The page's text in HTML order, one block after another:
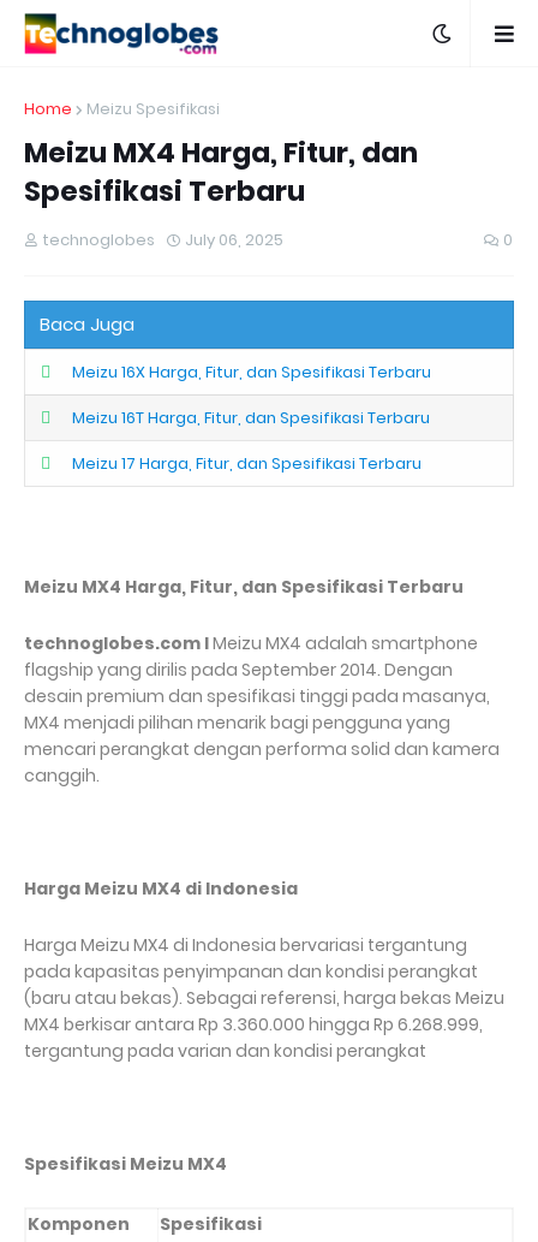
Home Meizu Spesifikasi
Meizu MX4 Harga, Fitur, dan
Spesifikasi Terbaru
technoglobes July 06, 2025 0
Baca Juga
Meizu 16X Harga, Fitur, dan Spesifikasi Terbaru
Meizu 16T Harga, Fitur, dan Spesifikasi Terbaru
Meizu 17 Harga, Fitur, dan Spesifikasi Terbaru
Meizu MX4 Harga, Fitur, dan Spesifikasi Terbaru
technoglobes.com IMeizu MX4 adalah smartphone
flagship yang dirilis pada September 2014. Dengan
desain premium dan spesifikasi tinggi pada masanya,
MX4 menjadi pilihan menarik bagi pengguna yang
mencari perangkat dengan performa solid dan kamera
canggih.
Harga Meizu MX4 di Indonesia
Harga Meizu MX4 di Indonesia bervariasi tergantung
pada kapasitas penyimpanan dan kondisi perangkat
(baru atau bekas). Sebagai referensi, harga bekas Meizu
MX4 berkisar antara Rp 3.360.000 hingga Rp 6.268.999,
tergantung pada varian dan kondisi perangkat
Spesifikasi Meizu MX4
Komponen Spesifikasi